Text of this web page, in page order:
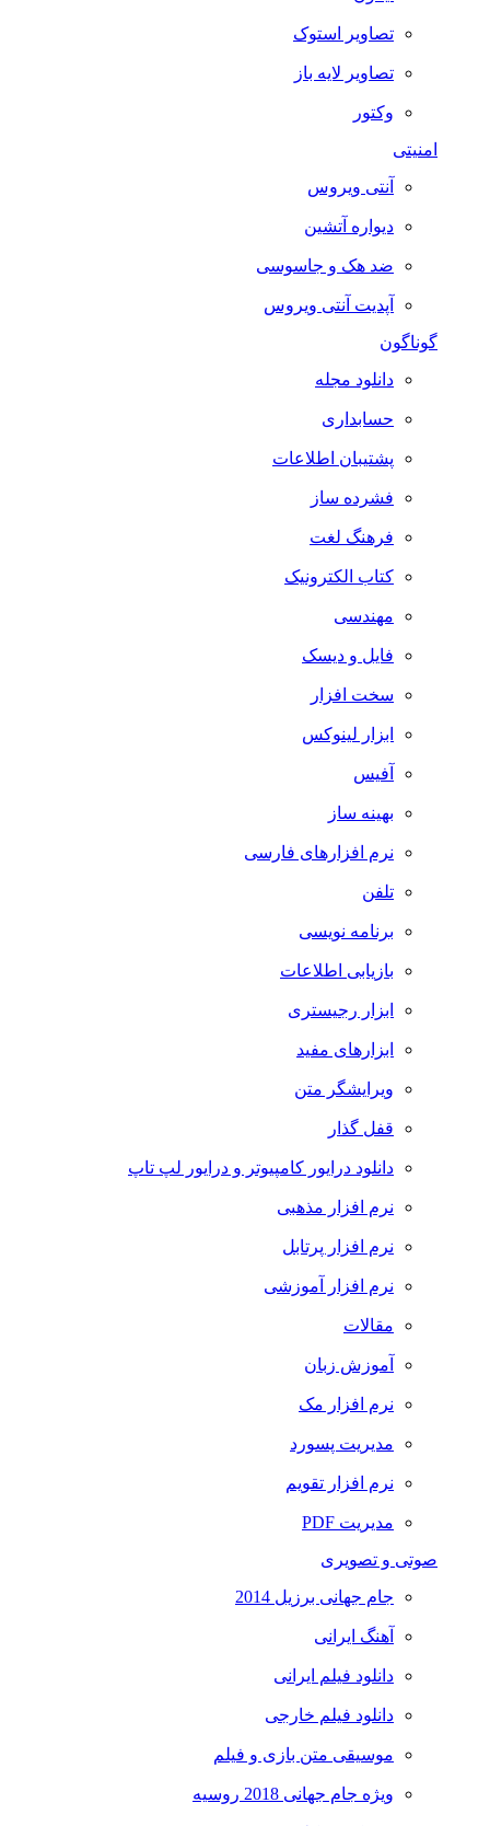
تصاویر استوک
تصاویر لایه باز
وکتور
امنیتی
آنتی ویروس
دیواره آتشین
ضد هک و جاسوسی
آپدیت آنتی ویروس
گوناگون
دانلود مجله
حسابداری
پشتیبان اطلاعات
فشرده ساز
فرهنگ لغت
کتاب الکترونیک
مهندسی
فایل و دیسک
سخت افزار
ابزار لینوکس
آفیس
بهینه ساز
نرم افزارهای فارسی
تلفن
برنامه نویسی
بازیابی اطلاعات
ابزار رجیستری
ابزارهای مفید
ویرایشگر متن
قفل گذار
دانلود درایور کامپیوتر و درایور لپ تاپ
نرم افزار مذهبی
نرم افزار پرتابل
نرم افزار آموزشی
مقالات
آموزش زبان
نرم افزار مک
مدیریت پسورد
نرم افزار تقویم
مدیریت PDF
صوتی و تصویری
جام جهانی برزیل 2014
آهنگ ایرانی
دانلود فیلم ایرانی
دانلود فیلم خارجی
موسیقی متن بازی و فیلم
ویژه جام جهانی 2018 روسیه